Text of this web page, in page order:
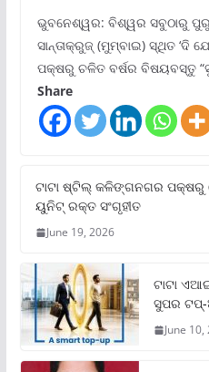
ଭୁବନେଶ୍ୱର: ବିଶ୍ୱର ସବୁଠାରୁ
ସାନ୍ତାକ୍ରୁଜ୍ (ମୁମ୍ବାଇ) ସ୍ଥିତ
ପକ୍ଷରୁ ଚଳିତ ବର୍ଷର ବିଷୟବସ୍ତୁ
Share
ଟାଟା ଷ୍ଟିଲ୍‌ କଳିଙ୍ଗନଗର ପକ୍ଷରୁ
ୟୁନିଟ୍‌ ରକ୍ତ ସଂଗୃହୀତ
June 19, 2026
ଟାଟା
ସୁପର ଟପ୍‌-
June 10,